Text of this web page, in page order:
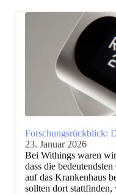
Forschungsrückblick:
23. Januar 2026
Bei Withings waren
dass die
auf das Krankenhaus
sollten dort stattfinden,